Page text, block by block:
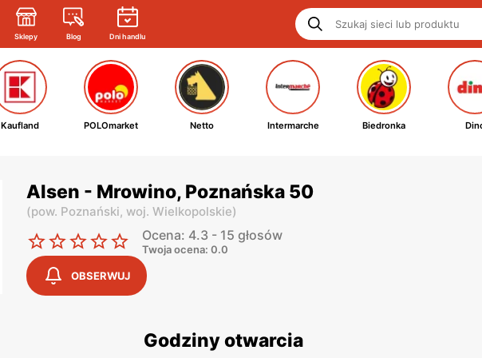
Sklepy Blog Dni handlu
Kaufland POLOmarket Netto Intermarche Biedronka
Alsen - Mrowino, Poznańska 50
(pow. Poznański, woj. Wielkopolskie)
Ocena: 4.3 - 15 głosów
Twoja ocena: 0.0
OBSERWUJ
Godziny otwarcia